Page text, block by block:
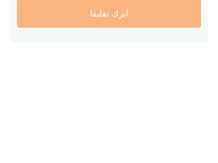
أترك تعليقا